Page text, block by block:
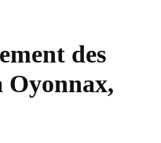
des
Oyonnax,